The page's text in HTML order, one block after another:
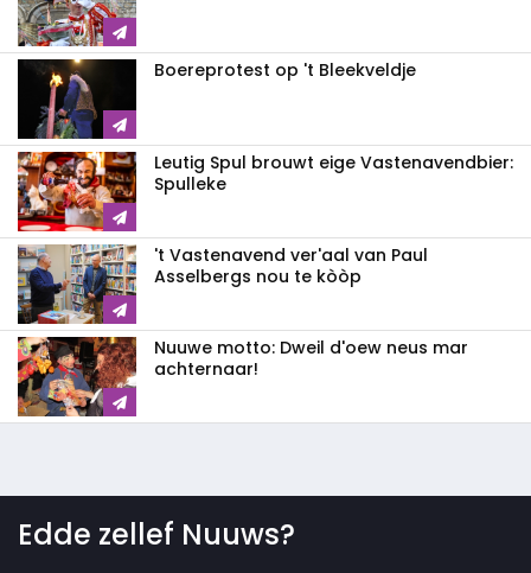
Boereprotest op 't Bleekveldje
Leutig Spul brouwt eige Vastenavendbier:
Spulleke
't Vastenavend ver'aal van Paul
Asselbergs nou te kòòp
Nuuwe motto: Dweil d'oew neus mar
achternaar!
Edde zellef Nuuws?